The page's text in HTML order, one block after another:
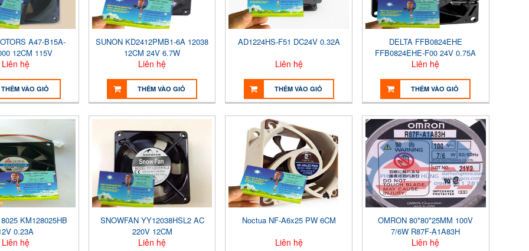
A47-B15A-
12CM 115V
Liên hệ
THÊM VÀO GIỎ
SUNON KD2412PMB1-6A 12038
12CM 24V 6.7W
Liên hệ
THÊM VÀO GIỎ
AD1224HS-F51 DC24V 0.32A
Liên hệ
THÊM VÀO GIỎ
DELTA FFB0824EHE
FFB0824EHE-F00 24V 0.75A
12W
Liên hệ
THÊM VÀO GIỎ
KM128025HB
0.23A
Liên hệ
SNOWFAN YY12038HSL2 AC
220V 12CM
Liên hệ
Noctua NF-A6x25 PW 6CM
Liên hệ
OMRON 80*80*25MM 100V
7/6W R87F-A1A83H
Liên hệ